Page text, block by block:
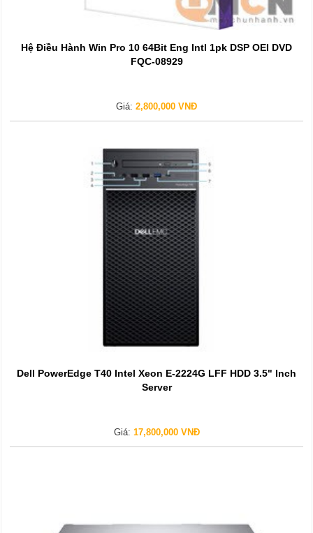
Hệ Điều Hành Win Pro 10 64Bit Eng Intl 1pk DSP OEI DVD
FQC-08929
Giá: 2,800,000 VNĐ
Dell PowerEdge T40 Intel Xeon E-2224G LFF HDD 3.5" Inch
Server
Giá: 17,800,000 VNĐ